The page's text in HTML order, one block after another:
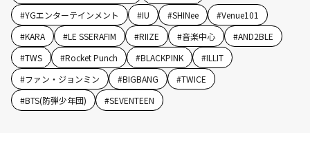
#YGエンターテインメント #IU #SHINee #Venue101
#KARA #LE SSERAFIM #RIIZE #音楽中心 #AND2BLE
#TWS #Rocket Punch #BLACKPINK #ILLIT
#ファン・ジョンミン #BIGBANG #TWICE
#BTS(防弾少年団) #SEVENTEEN